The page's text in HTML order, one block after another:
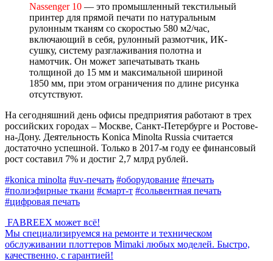
Nassenger 10 — это промышленный текстильный
принтер для прямой печати по натуральным
рулонным тканям со скоростью 580 м2/час,
включающий в себя, рулонный размотчик, ИК-
сушку, систему разглаживания полотна и
намотчик. Он может запечатывать ткань
толщиной до 15 мм и максимальной шириной
1850 мм, при этом ограничения по длине рисунка
отсутствуют.
На сегодняшний день офисы предприятия работают в трех
российских городах – Москве, Санкт-Петербурге и Ростове-
на-Дону. Деятельность Konica Minolta Russia считается
достаточно успешной. Только в 2017-м году ее финансовый
рост составил 7% и достиг 2,7 млрд рублей.
#konica minolta #uv-печать #оборудование #печать
#полиэфирные ткани #смарт-т #сольвентная печать
#цифровая печать
FABREEX может всё!
Мы специализируемся на ремонте и техническом
обслуживании плоттеров Mimaki любых моделей. Быстро,
качественно, с гарантией!